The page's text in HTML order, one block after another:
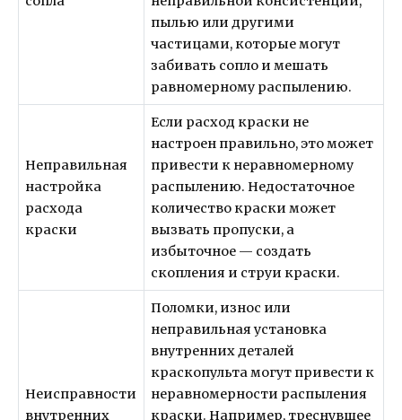
пылью или другими
частицами, которые могут
забивать сопло и мешать
равномерному распылению.
Неправильная
настройка
расхода
краски
Если расход краски не
настроен правильно, это может
привести к неравномерному
распылению. Недостаточное
количество краски может
вызвать пропуски, а
избыточное — создать
скопления и струи краски.
Неисправности
внутренних
Поломки, износ или
неправильная установка
внутренних деталей
краскопульта могут привести к
неравномерности распыления
краски. Например, треснувшее